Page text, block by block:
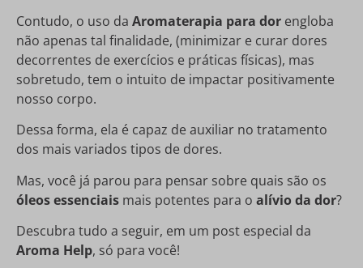
Contudo, o uso da Aromaterapia para dor engloba
não apenas tal finalidade, (minimizar e curar dores
decorrentes de exercícios e práticas físicas), mas
sobretudo, tem o intuito de impactar positivamente
nosso corpo.
Dessa forma, ela é capaz de auxiliar no tratamento
dos mais variados tipos de dores.
Mas, você já parou para pensar sobre quais são os
óleos essenciais mais potentes para o alívio da dor?
Descubra tudo a seguir, em um post especial da
Aroma Help, só para você!